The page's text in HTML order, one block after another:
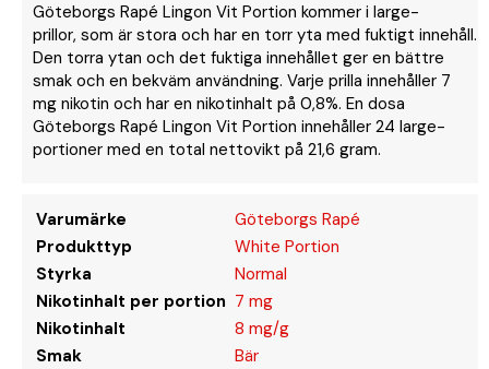
Göteborgs Rapé Lingon Vit Portion kommer i large-
prillor, som är stora och har en torr yta med fuktigt innehåll.
Den torra ytan och det fuktiga innehållet ger en bättre
smak och en bekväm användning. Varje prilla innehåller 7
mg nikotin och har en nikotinhalt på 0,8%. En dosa
Göteborgs Rapé Lingon Vit Portion innehåller 24 large-
portioner med en total nettovikt på 21,6 gram.
Varumärke
Göteborgs Rapé
Produkttyp
White Portion
Styrka
Normal
Nikotinhalt per portion 7 mg
Nikotinhalt
8 mg/g
Smak
Bär